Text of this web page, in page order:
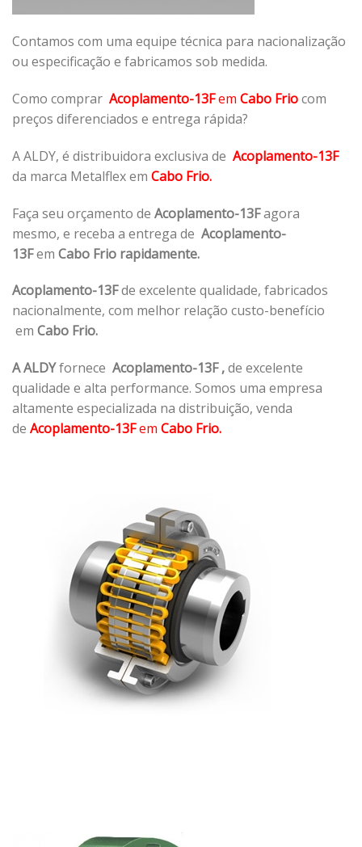
Contamos com uma equipe técnica para nacionalização
ou especificação e fabricamos sob medida.
Como comprar Acoplamento-13Fem Cabo Friocom
preços diferenciados e entrega rápida?
A ALDY, é distribuidora exclusiva de Acoplamento-13F
da marca Metalflex em Cabo Frio.
Faça seu orçamento de Acoplamento-13Fagora
mesmo, e receba a entrega de Acoplamento-
13Fem Cabo Frio rapidamente.
Acoplamento-13Fde excelente qualidade, fabricados
nacionalmente, com melhor relação custo-benefício
em Cabo Frio.
A ALDYfornece Acoplamento-13F ,de excelente
qualidade e alta performance. Somos uma empresa
altamente especializada na distribuição, venda
de Acoplamento-13Fem Cabo Frio.